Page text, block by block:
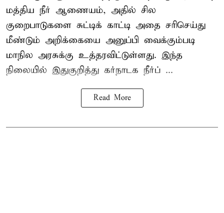
மத்திய நீர் ஆணையம், அதில் சில
குறைபாடுகளை சுட்டிக் காட்டி அதை சரிசெய்து
மீண்டும் அறிக்கையை அனுப்பி வைக்கும்படி
மாநில அரசுக்கு உத்தரவிட்டுள்ளது. இந்த
நிலையில் இதுகுறித்து கர்நாடக நீர்ப் ...
Read More